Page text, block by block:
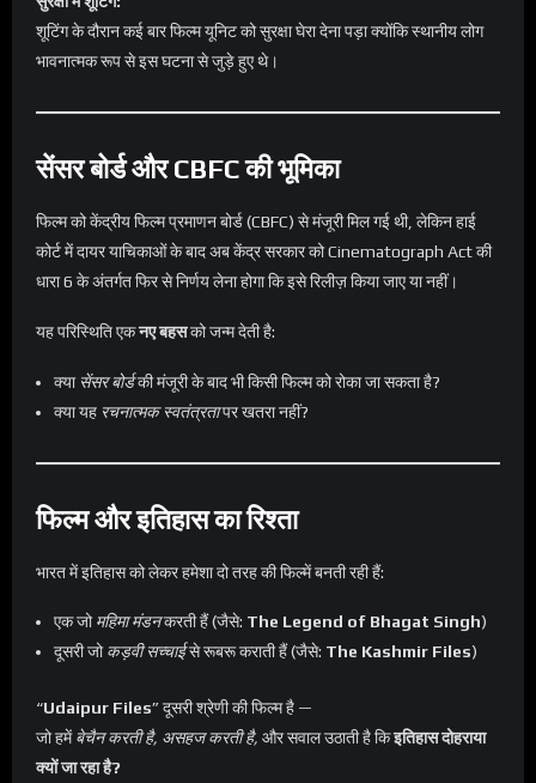
शूटिंग के दौरान कई बार फिल्म यूनिट को सुरक्षा घेरा देना पड़ा क्योंकि स्थानीय लोग
भावनात्मक रूप से इस घटना से जुड़े हुए थे।
सेंसर बोर्ड और CBFC की भूमिका
फिल्म को केंद्रीय फिल्म प्रमाणन बोर्ड (CBFC) से मंजूरी मिल गई थी, लेकिन हाई
कोर्ट में दायर याचिकाओं के बाद अब केंद्र सरकार को Cinematograph Act की
धारा 6 के अंतर्गत फिर से निर्णय लेना होगा कि इसे रिलीज़ किया जाए या नहीं।
यह परिस्थिति एकनए बहसको जन्म देती है:
क्या सेंसर बोर्डकी मंजूरी के बाद भी किसी फिल्म को रोका जा सकता है?
क्या यह रचनात्मक स्वतंत्रतापर खतरा नहीं?
फिल्म और इतिहास का रिश्ता
भारत में इतिहास को लेकर हमेशा दो तरह की फिल्में बनती रही हैं:
एक जोमहिमा मंडनकरती हैं (जैसे: The Legend of Bhagat Singh)
दूसरी जोकड़वी सच्चाईसे रूबरू कराती हैं (जैसे: The Kashmir Files)
“Udaipur Files” दूसरी श्रेणी की फिल्म है —
जो हमेंबेचैन करती है, असहज करती है, और सवाल उठाती है किइतिहास दोहराया
क्यों जा रहा है?